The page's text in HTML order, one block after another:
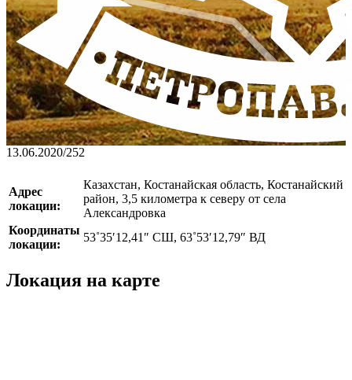
13.06.2020/252
Адрес
локации:
Казахстан, Костанайская область, Костанайский
район, 3,5 километра к северу от села
Александровка
Координаты
локации:
53˚35′12,41″ СШ, 63˚53′12,79″ ВД
Локация на карте